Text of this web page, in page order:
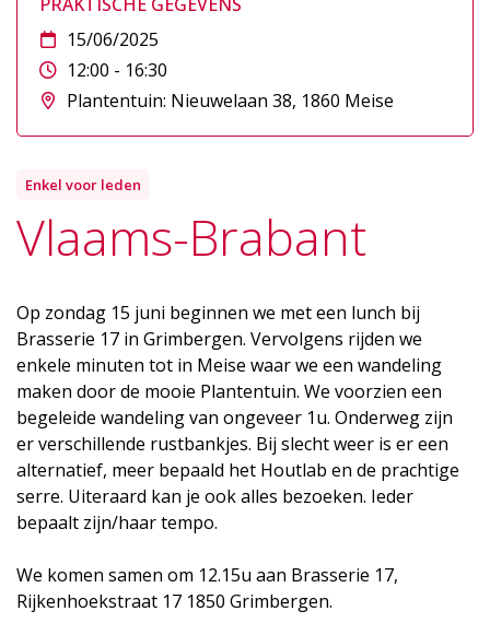
15/06/2025
12:00 - 16:30
Plantentuin: Nieuwelaan 38, 1860 Meise
Enkel voor leden
Vlaams-Brabant
Op zondag 15 juni beginnen we met een lunch bij
Brasserie 17 in Grimbergen. Vervolgens rijden we
enkele minuten tot in Meise waar we een wandeling
maken door de mooie Plantentuin. We voorzien een
begeleide wandeling van ongeveer 1u. Onderweg zijn
er verschillende rustbankjes. Bij slecht weer is er een
alternatief, meer bepaald het Houtlab en de prachtige
serre. Uiteraard kan je ook alles bezoeken. Ieder
bepaalt zijn/haar tempo.
We komen samen om 12.15u aan Brasserie 17,
Rijkenhoekstraat 17 1850 Grimbergen.